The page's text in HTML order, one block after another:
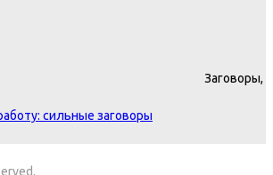
Заговоры,
сильные заговоры